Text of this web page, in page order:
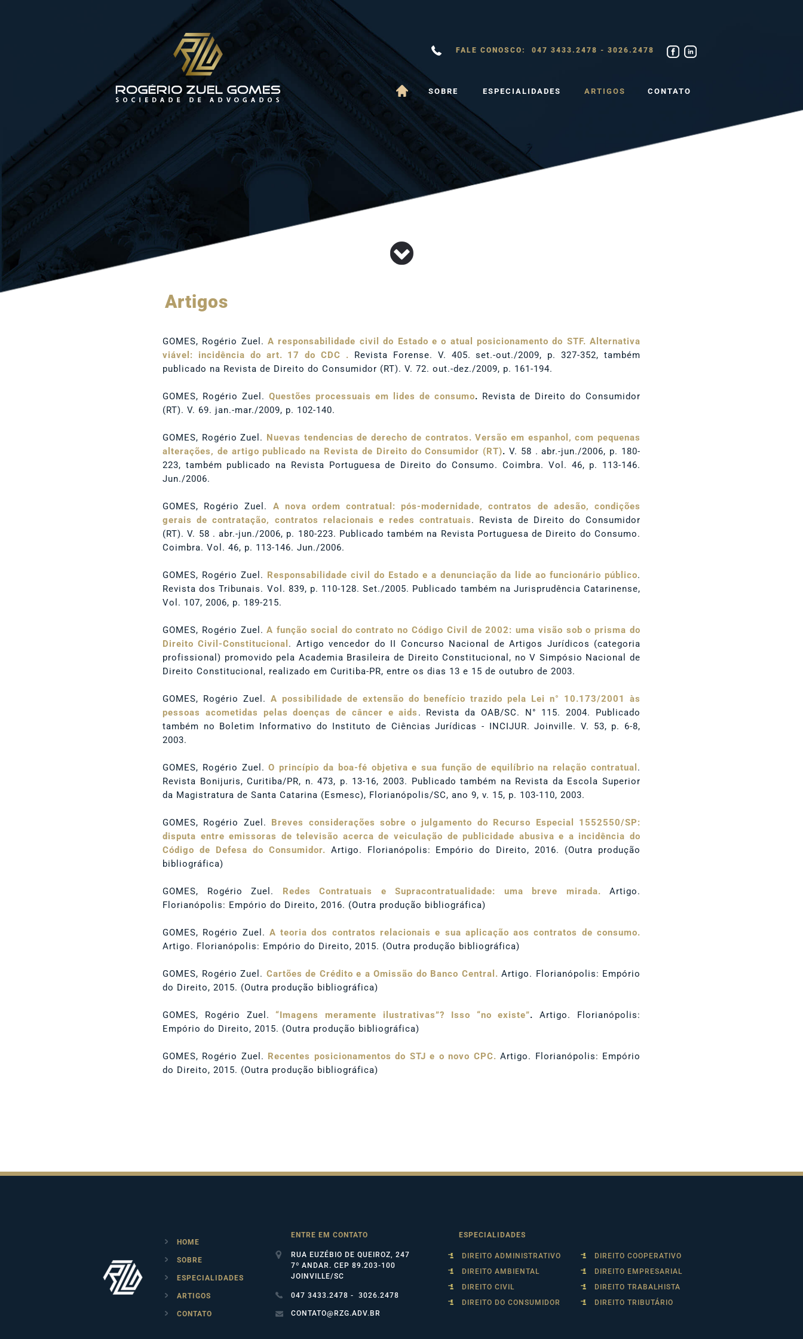
FALE CONOSCO: 047 3433.2478 - 3026.2478
Artigos
SOBRE ESPECIALIDADES ARTIGOS CONTATO
GOMES, Rogério Zuel. A responsabilidade civil do Estado e o atual posicionamento do STF. Alternativa
viável: incidência do art. 17 do CDC . Revista Forense. V. 405. set.-out./2009, p. 327-352, também
publicado na Revista de Direito do Consumidor (RT). V. 72. out.-dez./2009, p. 161-194.
GOMES, Rogério Zuel. Questões processuais em lides de consumo. Revista de Direito do Consumidor
(RT). V. 69. jan.-mar./2009, p. 102-140.
GOMES, Rogério Zuel. Nuevas tendencias de derecho de contratos. Versão em espanhol, com pequenas
alterações, de artigo publicado na Revista de Direito do Consumidor (RT). V. 58 . abr.-jun./2006, p. 180-
223, também publicado na Revista Portuguesa de Direito do Consumo. Coimbra. Vol. 46, p. 113-146.
Jun./2006.
GOMES, Rogério Zuel. A nova ordem contratual: pós-modernidade, contratos de adesão, condições
gerais de contratação, contratos relacionais e redes contratuais. Revista de Direito do Consumidor
(RT). V. 58 . abr.-jun./2006, p. 180-223. Publicado também na Revista Portuguesa de Direito do Consumo.
Coimbra. Vol. 46, p. 113-146. Jun./2006.
GOMES, Rogério Zuel. Responsabilidade civil do Estado e a denunciação da lide ao funcionário público.
Revista dos Tribunais. Vol. 839, p. 110-128. Set./2005. Publicado também na Jurisprudência Catarinense,
Vol. 107, 2006, p. 189-215.
GOMES, Rogério Zuel.A função social do contrato no Código Civil de 2002: uma visão sob o prisma do
Direito Civil-Constitucional. Artigo vencedor do II Concurso Nacional de Artigos Jurídicos (categoria
profissional) promovido pela Academia Brasileira de Direito Constitucional, no V Simpósio Nacional de
Direito Constitucional, realizado em Curitiba-PR, entre os dias 13 e 15 de outubro de 2003.
GOMES, Rogério Zuel. A possibilidade de extensão do benefício trazido pela Lei n° 10.173/2001 às
pessoas acometidas pelas doenças de câncer e aids . Revista da OAB/SC. N° 115. 2004. Publicado
também no Boletim Informativo do Instituto de Ciências Jurídicas - INCIJUR. Joinville. V. 53, p. 6-8,
2003.
GOMES, Rogério Zuel.O princípio da boa-fé objetiva e sua função de equilíbrio na relação contratual.
Revista Bonijuris, Curitiba/PR, n. 473, p. 13-16, 2003. Publicado também na Revista da Escola Superior
da Magistratura de Santa Catarina (Esmesc), Florianópolis/SC, ano 9, v. 15, p. 103-110, 2003.
GOMES, Rogério Zuel. Breves considerações sobre o julgamento do Recurso Especial 1552550/SP:
disputa entre emissoras de televisão acerca de veiculação de publicidade abusiva e a incidência do
Código de Defesa do Consumidor. Artigo. Florianópolis: Empório do Direito, 2016. (Outra produção
bibliográfica)
GOMES, Rogério Zuel. Redes Contratuais e Supracontratualidade: uma breve mirada. Artigo.
Florianópolis: Empório do Direito, 2016. (Outra produção bibliográfica)
GOMES, Rogério Zuel. A teoria dos contratos relacionais e sua aplicação aos contratos de consumo.
Artigo. Florianópolis: Empório do Direito, 2015. (Outra produção bibliográfica)
GOMES, Rogério Zuel. Cartões de Crédito e a Omissão do Banco Central. Artigo. Florianópolis: Empório
do Direito, 2015. (Outra produção bibliográfica)
GOMES, Rogério Zuel.“Imagens meramente ilustrativas”? Isso “no existe”. Artigo. Florianópolis:
Empório do Direito, 2015. (Outra produção bibliográfica)
GOMES, Rogério Zuel. Recentes posicionamentos do STJ e o novo CPC. Artigo. Florianópolis: Empório
do Direito, 2015. (Outra produção bibliográfica)
HOME
SOBRE
ESPECIALIDADES
ARTIGOS
CONTATO
ENTRE EM CONTATO
RUA EUZÉBIO DE QUEIROZ, 247
7º ANDAR. CEP 89.203-100
JOINVILLE/SC
047 3433.2478 - 3026.2478
CONTATO@RZG.ADV.BR
ESPECIALIDADES
DIREITO ADMINISTRATIVO
DIREITO AMBIENTAL
DIREITO CIVIL
DIREITO DO CONSUMIDOR
DIREITO COOPERATIVO
DIREITO EMPRESARIAL
DIREITO TRABALHISTA
DIREITO TRIBUTÁRIO